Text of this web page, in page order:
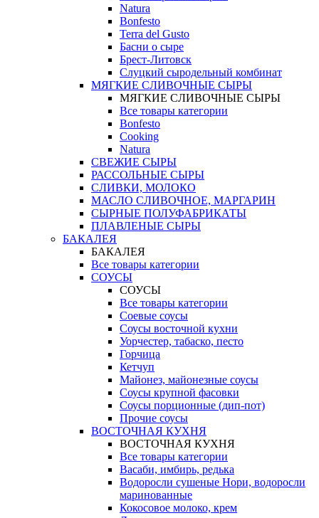
Natura
Bonfesto
Terra del Gusto
Басни о сыре
Брест-Литовск
Слуцкий сыродельный комбинат
МЯГКИЕ СЛИВОЧНЫЕ СЫРЫ
МЯГКИЕ СЛИВОЧНЫЕ СЫРЫ
Все товары категории
Bonfesto
Cooking
Natura
СВЕЖИЕ СЫРЫ
РАССОЛЬНЫЕ СЫРЫ
СЛИВКИ, МОЛОКО
МАСЛО СЛИВОЧНОЕ, МАРГАРИН
СЫРНЫЕ ПОЛУФАБРИКАТЫ
ПЛАВЛЕНЫЕ СЫРЫ
БАКАЛЕЯ
БАКАЛЕЯ
Все товары категории
СОУСЫ
СОУСЫ
Все товары категории
Соевые соусы
Соусы восточной кухни
Уорчестер, табаско, песто
Горчица
Кетчуп
Майонез, майонезные соусы
Соусы крупной фасовки
Соусы порционные (дип-пот)
Прочие соусы
ВОСТОЧНАЯ КУХНЯ
ВОСТОЧНАЯ КУХНЯ
Все товары категории
Васаби, имбирь, редька
Водоросли сушеные Нори, водоросли
маринованные
Кокосовое молоко, крем